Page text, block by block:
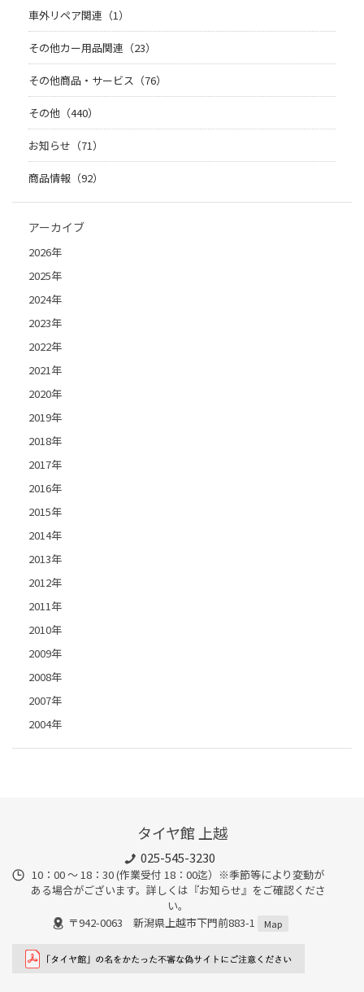
車外リペア関連（1）
その他カー用品関連（23）
その他商品・サービス（76）
その他（440）
お知らせ（71）
商品情報（92）
アーカイブ
2026年
2025年
2024年
2023年
2022年
2021年
2020年
2019年
2018年
2017年
2016年
2015年
2014年
2013年
2012年
2011年
2010年
2009年
2008年
2007年
2004年
タイヤ館 上越
025-545-3230
10：00 ～ 18：30 (作業受付 18：00迄）※季節等により変動が
ある場合がございます。詳しくは『お知らせ』をご確認くださ
い。
〒942-0063 新潟県上越市下門前883-1
Map